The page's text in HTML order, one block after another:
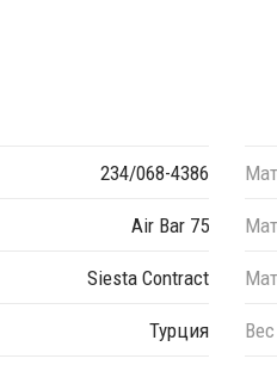
234/068-4386
Air Bar 75
Siesta Contract
Турция Вес